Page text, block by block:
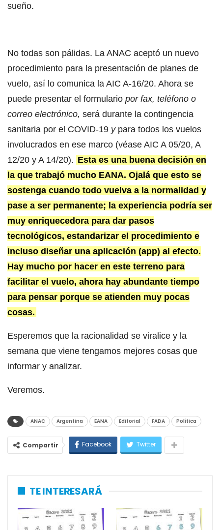
sueño.
No todas son pálidas. La ANAC aceptó un nuevo
procedimiento para la presentación de planes de
vuelo, así lo comunica la AIC A-16/20. Ahora se
puede presentar el formulario por fax, teléfono o
correo electrónico, será durante la contingencia
sanitaria por el COVID-19 y para todos los vuelos
involucrados en ese marco (véase AIC A 05/20, A
12/20 y A 14/20). Esta es una buena decisión en
la que trabajó mucho EANA. Ojalá que esto se
sostenga cuando todo vuelva a la normalidad y
pase a ser permanente; la experiencia podría ser
muy enriquecedora para dar pasos
tecnológicos, estandarizar el procedimiento e
incluso diseñar una aplicación (app) al efecto.
Hay mucho por hacer en este terreno para
facilitar el vuelo, ahora hay abundante tiempo
para pensar porque se atienden muy pocas
cosas.
Esperemos que la racionalidad se viralice y la
semana que viene tengamos mejores cosas que
informar y analizar.
Veremos.
ANAC Argentina EANA Editorial FADA Política
Compartir Facebook Twitter
TE INTERESARÁ